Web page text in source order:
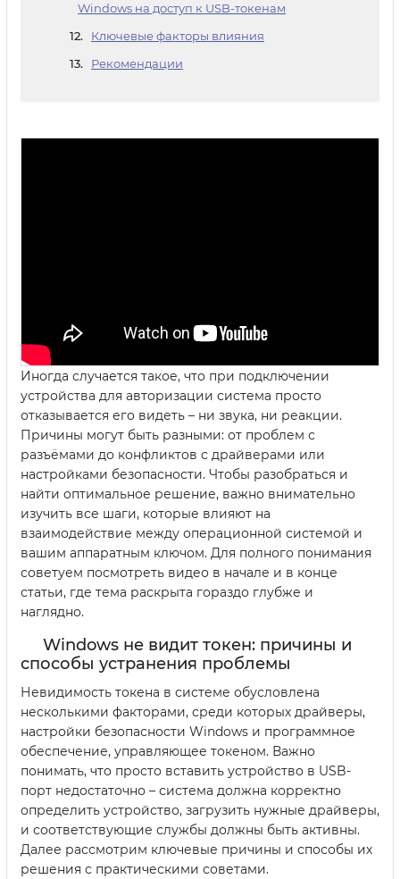
Windows на доступ к USB-токенам
Ключевые факторы влияния
Рекомендации
Иногда случается такое, что при подключении
устройства для авторизации система просто
отказывается его видеть – ни звука, ни реакции.
Причины могут быть разными: от проблем с
разъёмами до конфликтов с драйверами или
настройками безопасности. Чтобы разобраться и
найти оптимальное решение, важно внимательно
изучить все шаги, которые влияют на
взаимодействие между операционной системой и
вашим аппаратным ключом. Для полного понимания
советуем посмотреть видео в начале и в конце
статьи, где тема раскрыта гораздо глубже и
наглядно.
Windows не видит токен: причины и
способы устранения проблемы
Невидимость токена в системе обусловлена
несколькими факторами, среди которых драйверы,
настройки безопасности Windows и программное
обеспечение, управляющее токеном. Важно
понимать, что просто вставить устройство в USB-
порт недостаточно – система должна корректно
определить устройство, загрузить нужные драйверы,
и соответствующие службы должны быть активны.
Далее рассмотрим ключевые причины и способы их
решения с практическими советами.